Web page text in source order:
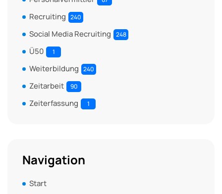
Recruiting 240
Social Media Recruiting 248
Ü50 1
Weiterbildung 240
Zeitarbeit 90
Zeiterfassung 1
Navigation
Start